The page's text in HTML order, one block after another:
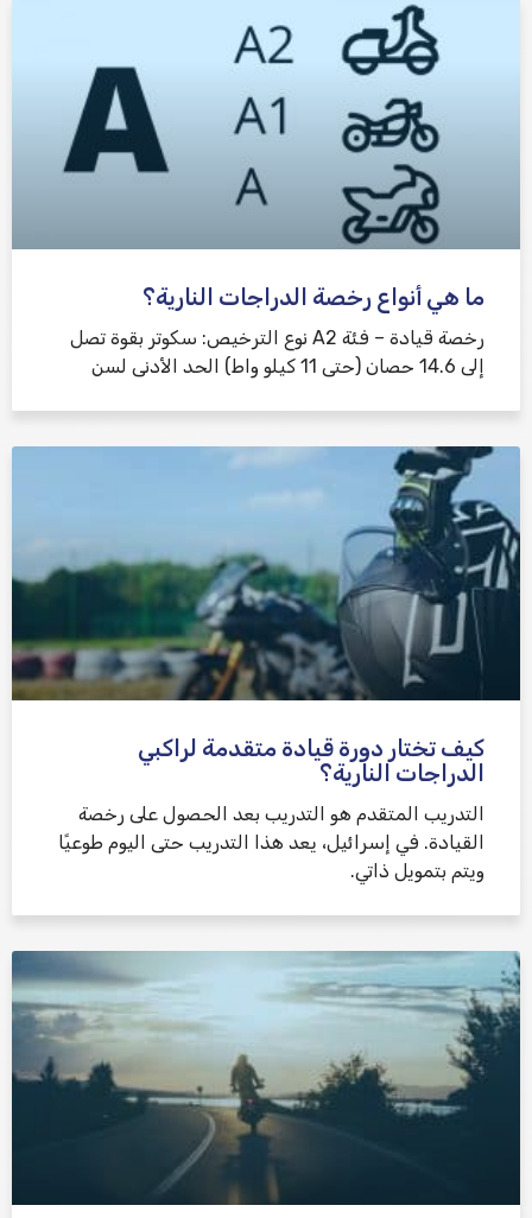
ما هي أنواع رخصة الدراجات النارية؟
رخصة قيادة – فئة A2 نوع الترخيص: سكوتر بقوة تصل
إلى 14.6 حصان (حتى 11 كيلو واط) الحد الأدنى لسن
كيف تختار دورة قيادة متقدمة لراكبي
الدراجات النارية؟
التدريب المتقدم هو التدريب بعد الحصول على رخصة
القيادة. في إسرائيل، يعد هذا التدريب حتى اليوم طوعيًا
ويتم بتمويل ذاتي.